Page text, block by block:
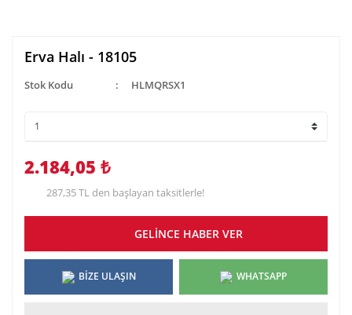
Erva Halı - 18105
Stok Kodu HLMQRSX1
2.184,05 ₺
287,35 TL den başlayan taksitlerle!
GELİNCE HABER VER
BİZE ULAŞIN WHATSAPP